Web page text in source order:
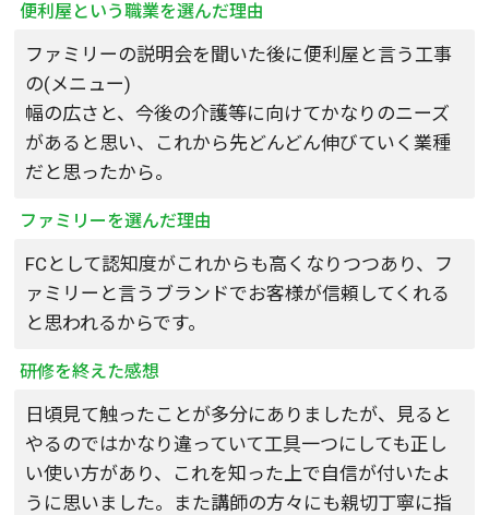
便利屋という職業を選んだ理由
ファミリーの説明会を聞いた後に便利屋と言う工事
の(メニュー)
幅の広さと、今後の介護等に向けてかなりのニーズ
があると思い、これから先どんどん伸びていく業種
だと思ったから。
ファミリーを選んだ理由
FCとして認知度がこれからも高くなりつつあり、フ
ァミリーと言うブランドでお客様が信頼してくれる
と思われるからです。
研修を終えた感想
日頃見て触ったことが多分にありましたが、見ると
やるのではかなり違っていて工具一つにしても正し
い使い方があり、これを知った上で自信が付いたよ
うに思いました。また講師の方々にも親切丁寧に指